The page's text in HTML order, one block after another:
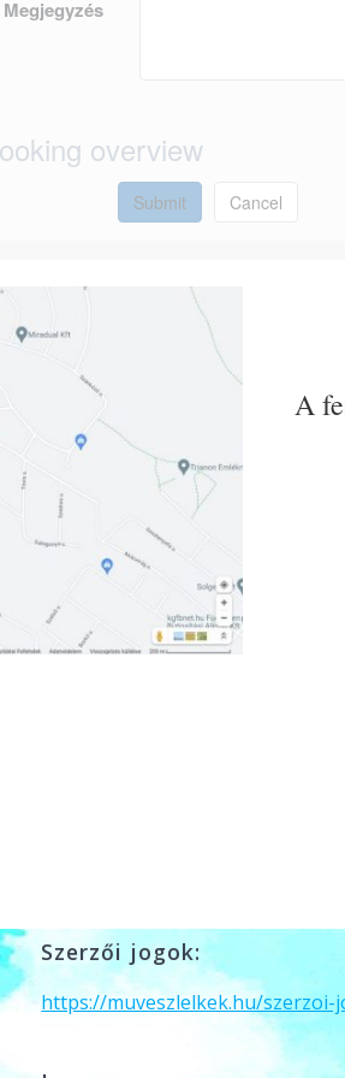
Megjegyzés
overview
Submit Cancel
A
Szerzői jogok:
https://muveszlelkek.hu/szerzoi-